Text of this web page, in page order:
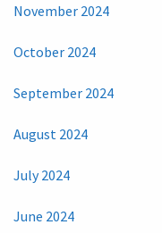
November 2024
October 2024
September 2024
August 2024
July 2024
June 2024